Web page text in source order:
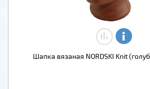
Шапка вязаная NORDSKI Knit